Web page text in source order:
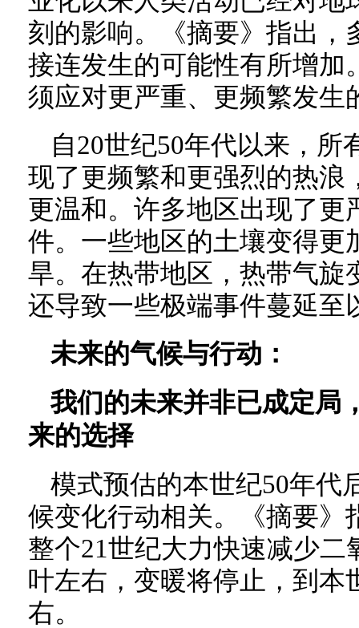
刻的影响。《摘要》指出，
接连发生的可能性有所增加
须应对更严重、更频繁发生
自20世纪50年代以来，所
现了更频繁和更强烈的热浪
更温和。许多地区出现了更
件。一些地区的土壤变得更
旱。在热带地区，热带气旋
还导致一些极端事件蔓延至
未来的气候与行动：
我们的未来并非已成定局
来的选择
模式预估的本世纪50年代
候变化行动相关。《摘要》
整个21世纪大力快速减少
叶左右，变暖将停止，到
右。